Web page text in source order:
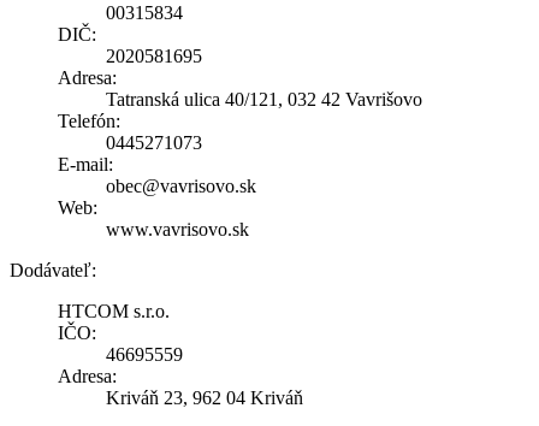
00315834
DIČ:
2020581695
Adresa:
Tatranská ulica 40/121, 032 42 Vavrišovo
Telefón:
0445271073
E-mail:
obec@vavrisovo.sk
Web:
www.vavrisovo.sk
Dodávateľ:
HTCOM s.r.o.
IČO:
46695559
Adresa:
Kriváň 23, 962 04 Kriváň